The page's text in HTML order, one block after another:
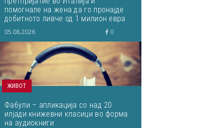
помогнале на жена да го пронајде
добитното ливче од 1 милион евра
кое завршило на депонија
05.08.2026 0
ЖИВОТ
Фабули – апликација со над 20
илјади книжевни класици во форма
на аудиокниги